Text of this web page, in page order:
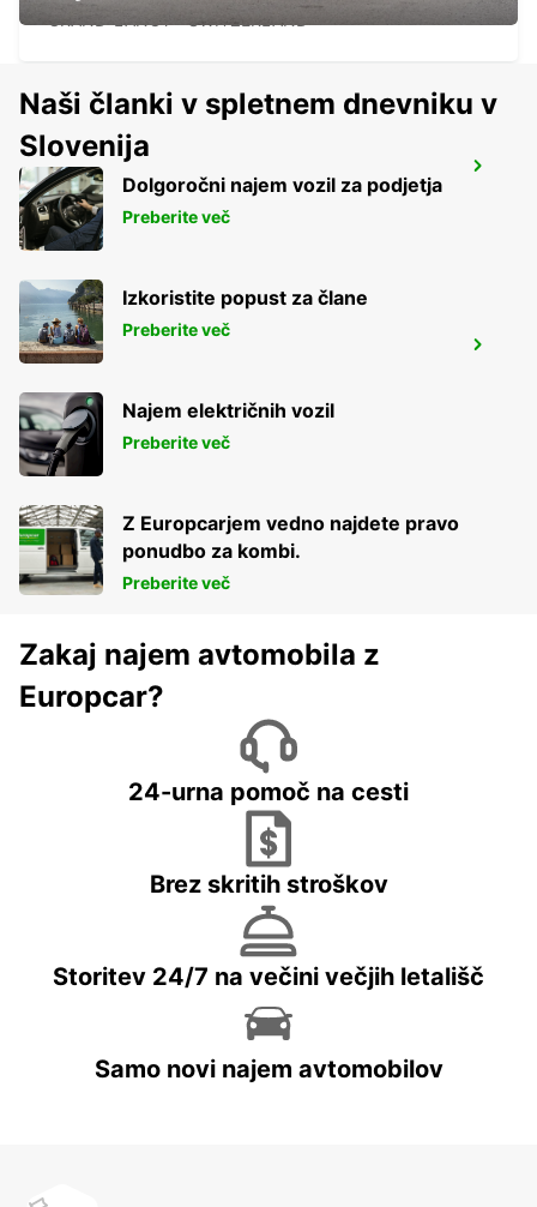
GRAND-LANCY - SWITZERLAND
BEX GARAGE DU RHONE
BEX - SWITZERLAND
VERBIER MAY TAXI AND LIMOUSINE
Naši članki v spletnem dnevniku v
Slovenija
Dolgoročni najem vozil za podjetja
Preberite več
Izkoristite popust za člane
Preberite več
Najem električnih vozil
Preberite več
Z Europcarjem vedno najdete pravo
ponudbo za kombi.
Preberite več
Zakaj najem avtomobila z
Europcar?
24-urna pomoč na cesti
Brez skritih stroškov
Storitev 24/7 na večini večjih letališč
Samo novi najem avtomobilov